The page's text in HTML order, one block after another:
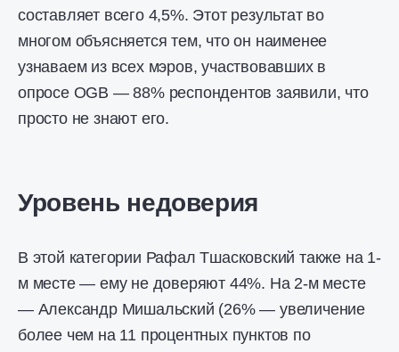
составляет всего 4,5%. Этот результат во
многом объясняется тем, что он наименее
узнаваем из всех мэров, участвовавших в
опросе OGB — 88% респондентов заявили, что
просто не знают его.
Уровень недоверия
В этой категории Рафал Тшасковский также на 1-
м месте — ему не доверяют 44%. На 2-м месте
— Александр Мишальский (26% — увеличение
более чем на 11 процентных пунктов по